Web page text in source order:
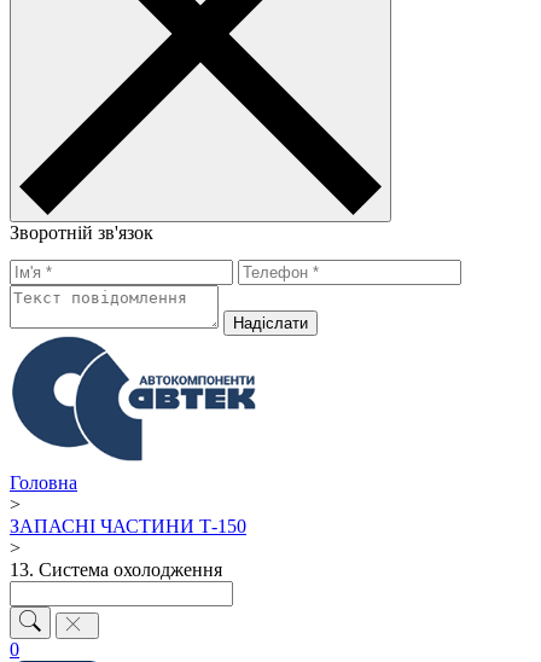
Зворотній зв'язок
Надiслати
Головна
>
ЗАПАСНІ ЧАСТИНИ Т-150
>
13. Система охолодження
0